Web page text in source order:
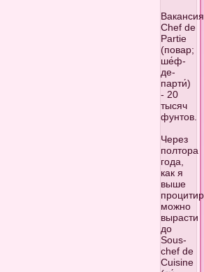
Вакансия
Chef de
Partie
(повар;
ше́ф-
де-
парти́)
- 20
тысяч
фунтов.
Через
полтора
года,
как я
выше
можно
вырасти
до
Sous-
chef de
Cuisine